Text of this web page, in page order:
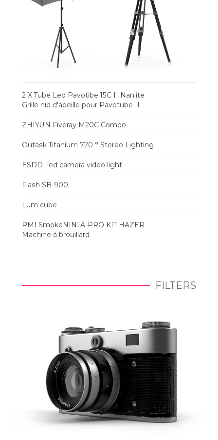
2 X Tube Led Pavotibe 15C II Nanlite
Grille nid d'abeille pour Pavotube II
ZHIYUN Fiveray M20C Combo
Outask Titanium 720 ° Stereo Lighting
ESDDI led camera video light
Flash SB-900
Lum cube
PMI SmokeNINJA-PRO KIT HAZER
Machine à brouillard
FILTERS